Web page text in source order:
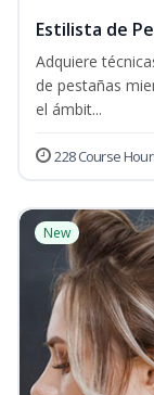
Estilista de
Adquiere
de pestañas
el ámbit...
228 Course
New